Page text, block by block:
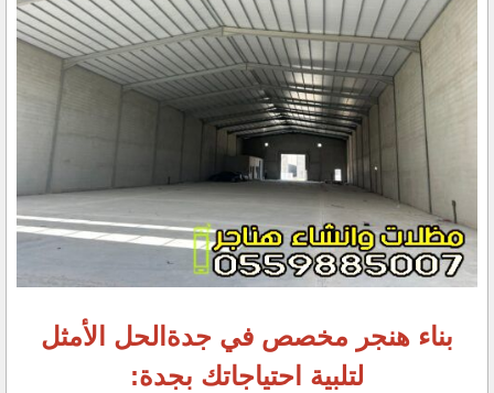
بناء هنجر مخصص في جدةالحل الأمثل
لتلبية احتياجاتك بجدة: